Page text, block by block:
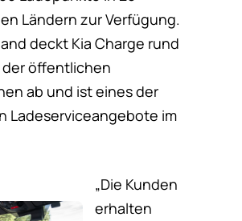
Ländern zur Verfügung.
deckt Kia Charge rund
öffentlichen
ab und ist eines der
Ladeserviceangebote im
„Die Kunden
erhalten